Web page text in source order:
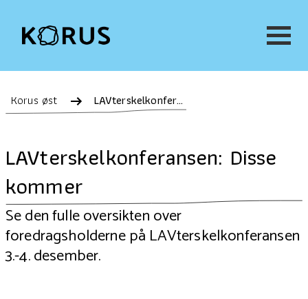
Korus øst LAVterskelkonferansen: Disse kommer
LAVterskelkonferansen: Disse
kommer
Se den fulle oversikten over
foredragsholderne på LAVterskelkonferansen
3.-4. desember.